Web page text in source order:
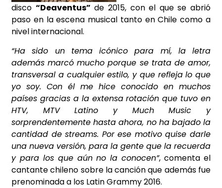
disco “Deaventus” de 2015, con el que se abrió
paso en la escena musical tanto en Chile como a
nivel internacional.
“Ha sido un tema icónico para mí, la letra
además marcó mucho porque se trata de amor,
transversal a cualquier estilo, y que refleja lo que
yo soy. Con él me hice conocido en muchos
países gracias a la extensa rotación que tuvo en
HTV, MTV Latino y Much Music y
sorprendentemente hasta ahora, no ha bajado la
cantidad de streams. Por ese motivo quise darle
una nueva versión, para la gente que la recuerda
y para los que aún no la conocen”, comenta el
cantante chileno sobre la canción que además fue
prenominada a los Latin Grammy 2016.